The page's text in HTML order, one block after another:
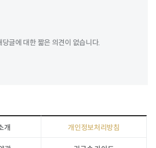
당글에 대한 짧은 의견이 없습니다.
개 개인정보처리방침